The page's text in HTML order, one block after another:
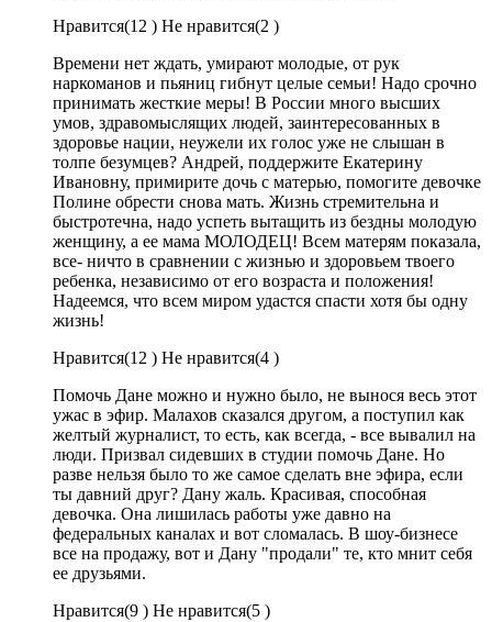
Нравится(12 ) Не нравится(2 )
Времени нет ждать, умирают молодые, от рук
наркоманов и пьяниц гибнут целые семьи! Надо срочно
принимать жесткие меры! В России много высших
умов, здравомыслящих людей, заинтересованных в
здоровье нации, неужели их голос уже не слышан в
толпе безумцев? Андрей, поддержите Екатерину
Ивановну, примирите дочь с матерью, помогите девочке
Полине обрести снова мать. Жизнь стремительна и
быстротечна, надо успеть вытащить из бездны молодую
женщину, а ее мама МОЛОДЕЦ! Всем матерям показала,
все- ничто в сравнении с жизнью и здоровьем твоего
ребенка, независимо от его возраста и положения!
Надеемся, что всем миром удастся спасти хотя бы одну
жизнь!
Нравится(12 ) Не нравится(4 )
Помочь Дане можно и нужно было, не вынося весь этот
ужас в эфир. Малахов сказался другом, а поступил как
желтый журналист, то есть, как всегда, - все вывалил на
люди. Призвал сидевших в студии помочь Дане. Но
разве нельзя было то же самое сделать вне эфира, если
ты давний друг? Дану жаль. Красивая, способная
девочка. Она лишилась работы уже давно на
федеральных каналах и вот сломалась. В шоу-бизнесе
все на продажу, вот и Дану "продали" те, кто мнит себя
ее друзьями.
Нравится(9 ) Не нравится(5 )